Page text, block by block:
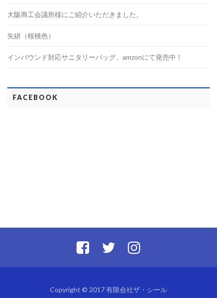
大阪商工会議所様にご紹介いただきました。
矢絣（桜桃色）
インバウンド対応サニタリーバッグ、amzonにて発売中！
FACEBOOK
Copyright © 2017 有限会社ザ・シール